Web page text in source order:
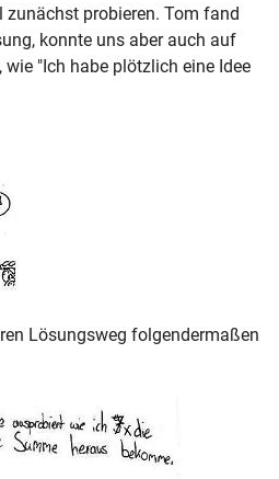
zunächst probieren. Tom fand
konnte uns aber auch auf
"Ich habe plötzlich eine Idee
Lösungsweg folgendermaßen